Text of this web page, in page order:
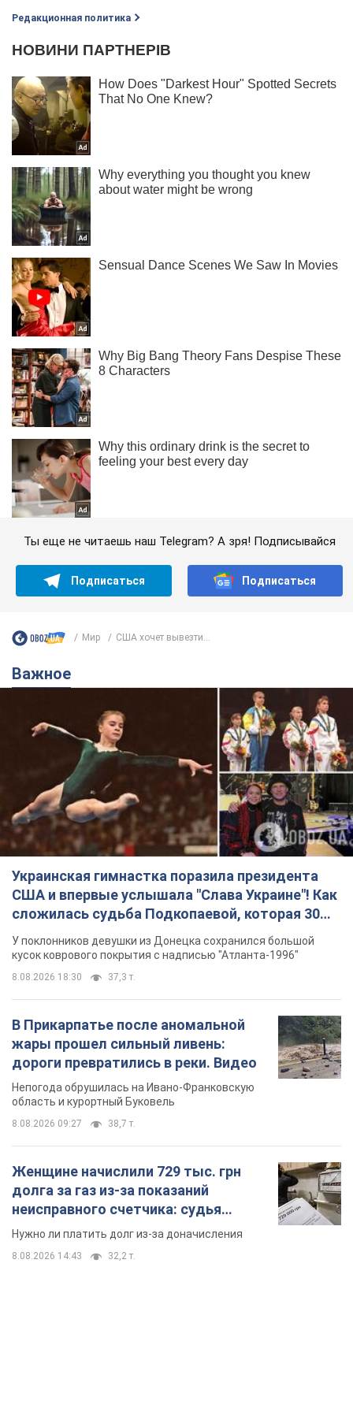
Редакционная политика
Ты еще не читаешь наш Telegram? А зря! Подписывайся
Подписаться Подписаться
Мир США хочет вывезти...
Важное
Украинская гимнастка поразила президента
США и впервые услышала "Слава Украине"! Как
сложилась судьба Подкопаевой, которая 30
лет назад завоевала "золото" Олимпиады
У поклонников девушки из Донецка сохранился большой
кусок коврового покрытия с надписью "Атланта-1996"
8.08.2026 18:30 37,3 т.
В Прикарпатье после аномальной
жары прошел сильный ливень:
дороги превратились в реки. Видео
Непогода обрушилась на Ивано-Франковскую
область и курортный Буковель
8.08.2026 09:27 38,7 т.
Женщине начислили 729 тыс. грн
долга за газ из-за показаний
неисправного счетчика: судья
вынес неожиданное решение
Нужно ли платить долг из-за доначисления
8.08.2026 14:43 32,2 т.